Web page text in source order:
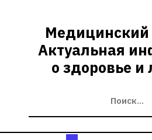
содержимомуМедицинский
Актуальная
о здоровье и